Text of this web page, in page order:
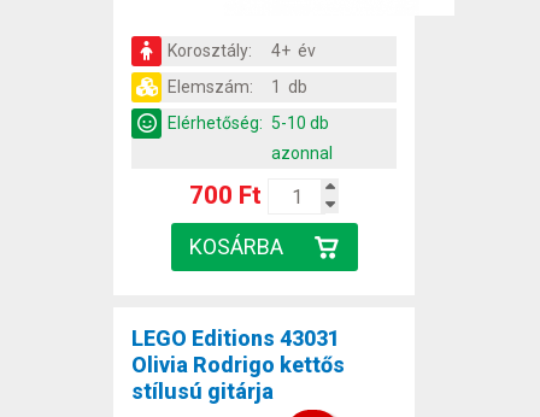
Korosztály:
4+ év
Elemszám:
1 db
Elérhetőség: 5-10 db
azonnal
700 Ft
LEGO Editions 43031
Olivia Rodrigo kettős
stílusú gitárja